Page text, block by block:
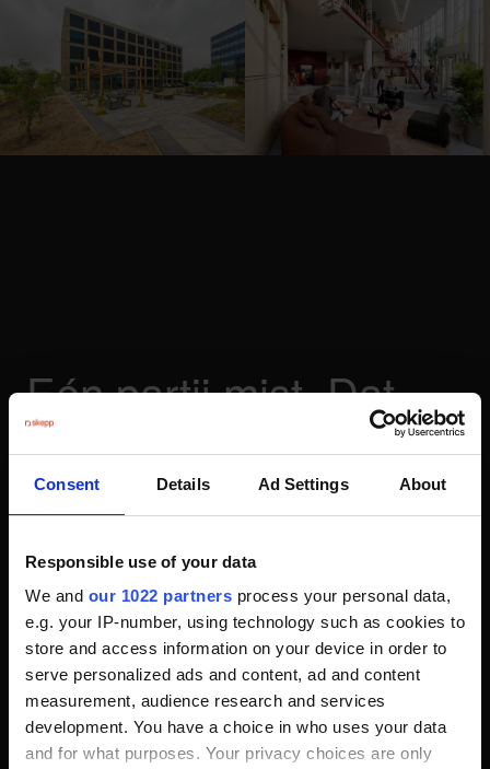
Consent Details Ad Settings About
Responsible use of your data
We and our 1022 partners process your personal data,
e.g. your IP-number, using technology such as cookies to
store and access information on your device in order to
serve personalized ads and content, ad and content
measurement, audience research and services
development. You have a choice in who uses your data
and for what purposes. Your privacy choices are only
Eén partij mist. Dat
zijn wij.
Elk traject begint met een gesprek. We brengen in kaart
het complete traject in handen, soms een paar
onderdelen; wat jij nodig hebt, bepaalt wat wij doen.
Vanaf dat moment zijn wij de schakel die jouw verhaal
compleet maakt.